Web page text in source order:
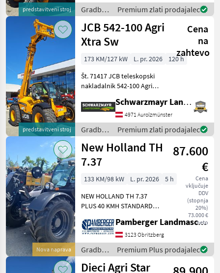
predstavitveni stroj
motorjem JCB Dieselmax
Common Rail (do
Gradbeni
stroji /
JCB
Premium zlati prodajalec
predstavitveni stroj
JCB 542-100 Agri
Xtra Sw
Cena
na
zahtevo
173 KM/127 kW L. pr. 2026
120 h
Št. 71417 JCB teleskopski
nakladalnik 542-100 Agri
2 tone - z višino dviga 9, 8
metra - z 173 PS 4-valjnim
motorjem JCB Dieselmax
Common
Schwarzmayr Landtechnik GmbH - Aurolzmünster
4971 Aurolzmünster
Gradbeni
stroji /
JCB
Premium zlati prodajalec
Nova naprava
New Holland TH
7.37
87.600
€
Cena
vključuje
DDV
(stopnja
20%)
73.000 €
neto
133 KM/98 kW L. pr. 2026
5 h
NEW HOLLAND TH 7.37
PLUS 40 KMH STANDARD
KÜHLSYSTEM - LÜFTER MIT
AUTOMATISCHER
LÜFTERUMKEHR ALLE 6 MIN
MOTOR 89KW / 133 PS 40
KMH STUF
Pamberger Landmaschinentechnik GmbH
3123 Obritzberg
Gradbeni
stroji /
New
Premium Plus prodajalec
Dieci Agri Star